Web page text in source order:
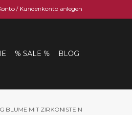
/ Kundenkonto anlegen
% SALE % BLOG
BLUME MIT ZIRKONISTEIN